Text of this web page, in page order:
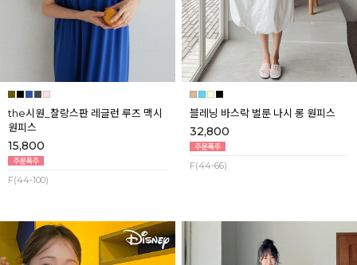
the시원_찰랑스판 레글런 루즈 맥시
원피스
15,800
F(44-100)
블레닝 바스락 벌룬 나시 롱 원피스
32,800
F(44-66)